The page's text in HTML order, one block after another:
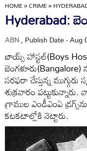
HOME»CRIME»
Hyderabad:
ABN, Publish Date - Aug
బాయ్స్‌ హాస్టల్‌(Boys
బెంగళూరు(Bangalore)
సరఫరా చేస్తున్న
శుక్రవారం
గ్రాముల ఎండీఎంఏ
కటకటాల్లోకి నెట్టారు.